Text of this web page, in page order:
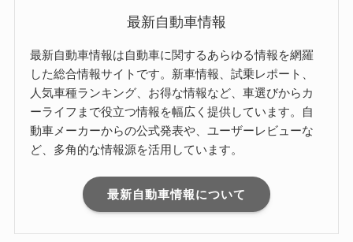
最新自動車情報
最新自動車情報は自動車に関するあらゆる情報を網羅
した総合情報サイトです。新車情報、試乗レポート、
人気車種ランキング、お得な情報など、車選びからカ
ーライフまで役立つ情報を幅広く提供しています。自
動車メーカーからの公式発表や、ユーザーレビューな
ど、多角的な情報源を活用しています。
最新自動車情報について